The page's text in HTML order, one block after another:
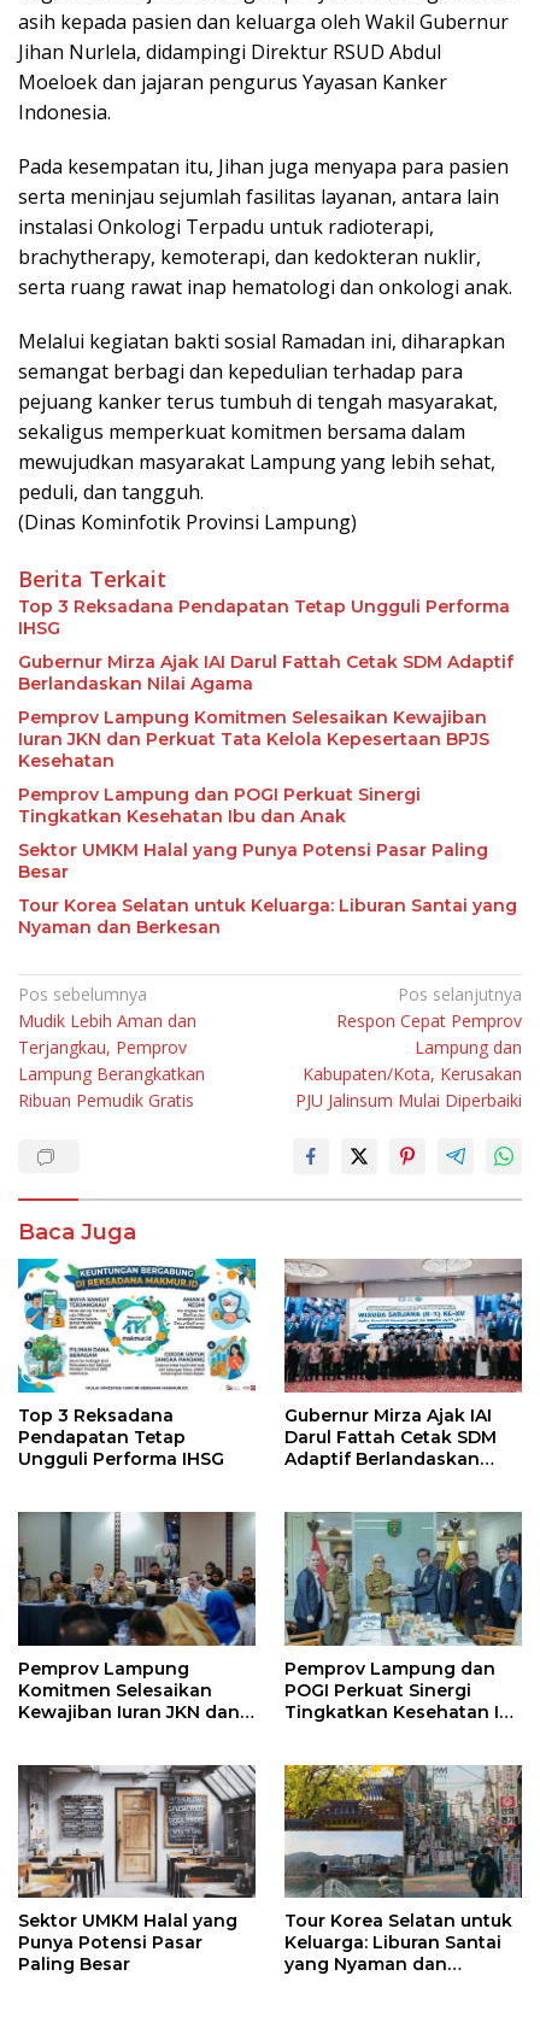
asih kepada pasien dan keluarga oleh Wakil Gubernur
Jihan Nurlela, didampingi Direktur RSUD Abdul
Moeloek dan jajaran pengurus Yayasan Kanker
Indonesia.
Pada kesempatan itu, Jihan juga menyapa para pasien
serta meninjau sejumlah fasilitas layanan, antara lain
instalasi Onkologi Terpadu untuk radioterapi,
brachytherapy, kemoterapi, dan kedokteran nuklir,
serta ruang rawat inap hematologi dan onkologi anak.
Melalui kegiatan bakti sosial Ramadan ini, diharapkan
semangat berbagi dan kepedulian terhadap para
pejuang kanker terus tumbuh di tengah masyarakat,
sekaligus memperkuat komitmen bersama dalam
mewujudkan masyarakat Lampung yang lebih sehat,
peduli, dan tangguh.
(Dinas Kominfotik Provinsi Lampung)
Berita Terkait
Top 3 Reksadana Pendapatan Tetap Ungguli Performa
IHSG
Gubernur Mirza Ajak IAI Darul Fattah Cetak SDM Adaptif
Berlandaskan Nilai Agama
Pemprov Lampung Komitmen Selesaikan Kewajiban
Iuran JKN dan Perkuat Tata Kelola Kepesertaan BPJS
Kesehatan
Pemprov Lampung dan POGI Perkuat Sinergi
Tingkatkan Kesehatan Ibu dan Anak
Sektor UMKM Halal yang Punya Potensi Pasar Paling
Besar
Tour Korea Selatan untuk Keluarga: Liburan Santai yang
Nyaman dan Berkesan
Navigasi
pos
Pos sebelumnya
Mudik Lebih Aman dan
Terjangkau, Pemprov
Lampung Berangkatkan
Ribuan Pemudik Gratis
Pos selanjutnya
Respon Cepat Pemprov
Lampung dan
Kabupaten/Kota, Kerusakan
PJU Jalinsum Mulai Diperbaiki
Baca Juga
Top 3 Reksadana
Pendapatan Tetap
Ungguli Performa IHSG
Gubernur Mirza Ajak IAI
Darul Fattah Cetak SDM
Adaptif Berlandaskan
Pemprov Lampung
Komitmen Selesaikan
Kewajiban Iuran JKN dan
Kesehatan
Pemprov Lampung dan
POGI Perkuat Sinergi
Tingkatkan Kesehatan Ibu
Sektor UMKM Halal yang
Punya Potensi Pasar
Paling Besar
Tour Korea Selatan untuk
Keluarga: Liburan Santai
yang Nyaman dan